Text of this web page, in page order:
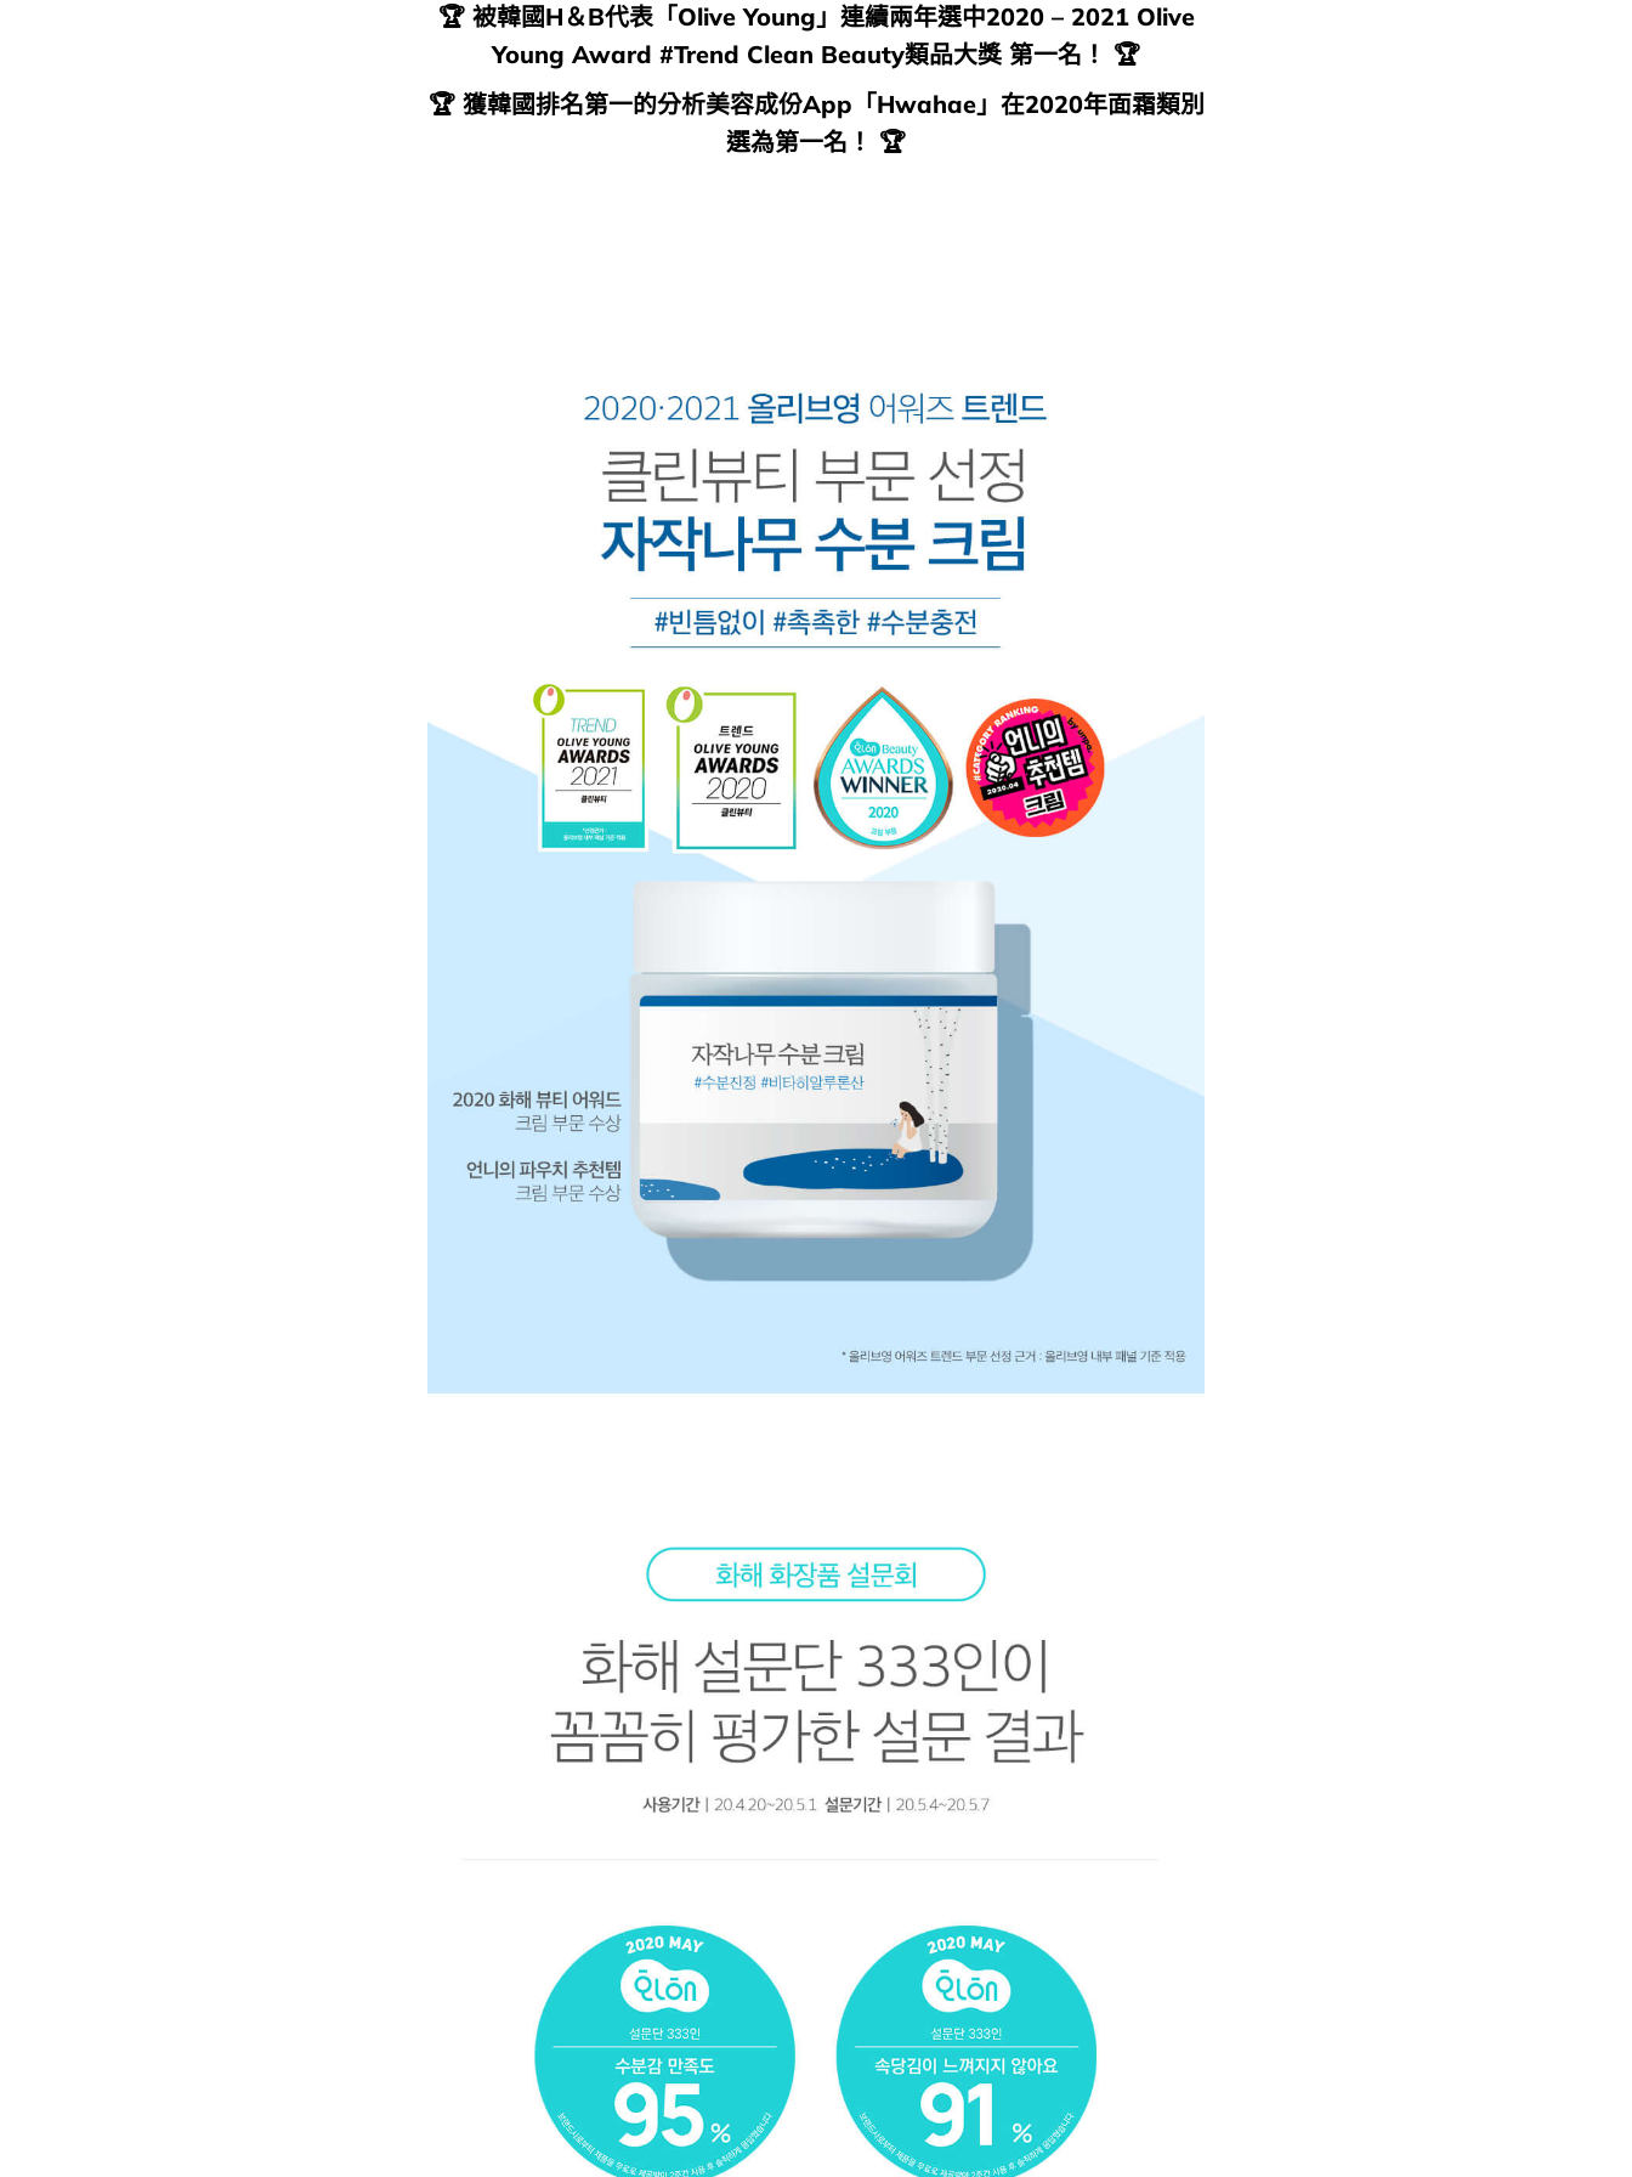
🏆 被韓國H＆B代表「Olive Young」連續兩年選中2020 – 2021 Olive
Young Award #Trend Clean Beauty類品大獎 第一名！ 🏆
🏆 獲韓國排名第一的分析美容成份App「Hwahae」在2020年面霜類別
選為第一名！ 🏆